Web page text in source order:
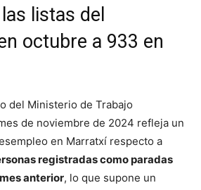
listas del
octubre a 933 en
del Ministerio de Trabajo
de noviembre de 2024 refleja un
en Marratxí respecto a
registradas como paradas
anterior, lo que supone un